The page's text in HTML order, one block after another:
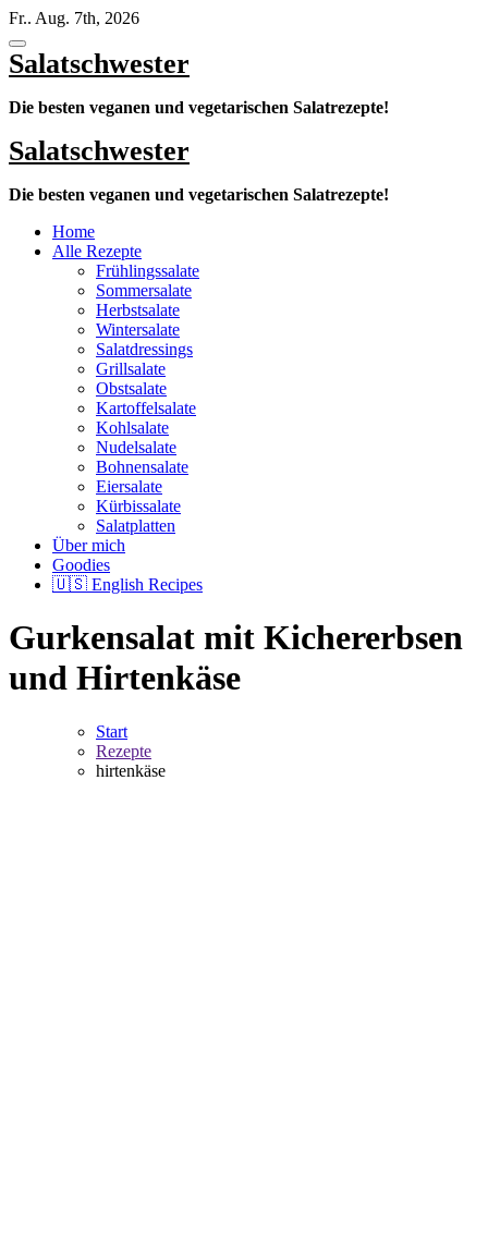
Zum
Inhalt
springen
Fr.. Aug. 7th, 2026
Salatschwester
Die besten veganen und vegetarischen Salatrezepte!
Salatschwester
Die besten veganen und vegetarischen Salatrezepte!
Home
Alle Rezepte
Frühlingssalate
Sommersalate
Herbstsalate
Wintersalate
Salatdressings
Grillsalate
Obstsalate
Kartoffelsalate
Kohlsalate
Nudelsalate
Bohnensalate
Eiersalate
Kürbissalate
Salatplatten
Über mich
Goodies
🇺🇸 English Recipes
Gurkensalat mit Kichererbsen
und Hirtenkäse
Start
Rezepte
hirtenkäse